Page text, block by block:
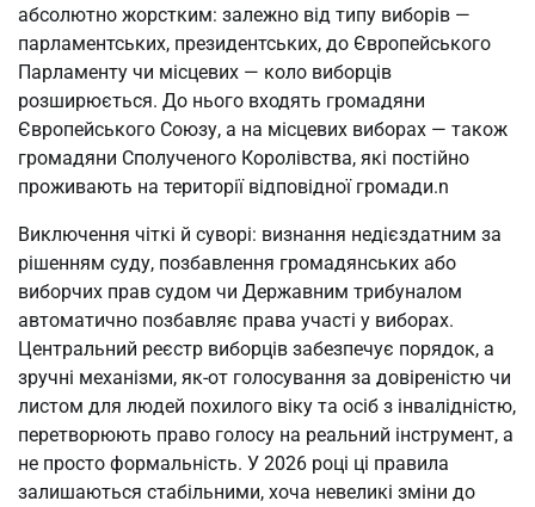
абсолютно жорстким: залежно від типу виборів —
парламентських, президентських, до Європейського
Парламенту чи місцевих — коло виборців
розширюється. До нього входять громадяни
Європейського Союзу, а на місцевих виборах — також
громадяни Сполученого Королівства, які постійно
проживають на території відповідної громади.n
Виключення чіткі й суворі: визнання недієздатним за
рішенням суду, позбавлення громадянських або
виборчих прав судом чи Державним трибуналом
автоматично позбавляє права участі у виборах.
Центральний реєстр виборців забезпечує порядок, а
зручні механізми, як-от голосування за довіреністю чи
листом для людей похилого віку та осіб з інвалідністю,
перетворюють право голосу на реальний інструмент, а
не просто формальність. У 2026 році ці правила
залишаються стабільними, хоча невеликі зміни до